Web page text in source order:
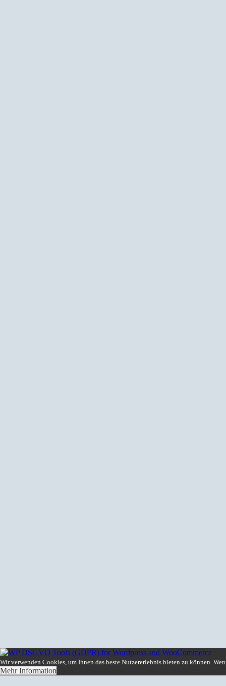
Wir verwenden Cookies, um Ihnen das beste Nutzererlebnis bieten zu können.
Mehr Information